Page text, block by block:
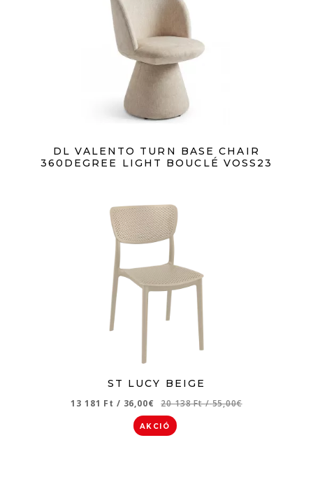
DL VALENTO TURN BASE CHAIR
360DEGREE LIGHT BOUCLÉ VOSS23
ST LUCY BEIGE
13 181 Ft / 36,00€ 20 138 Ft/ 55,00€
AKCIÓ